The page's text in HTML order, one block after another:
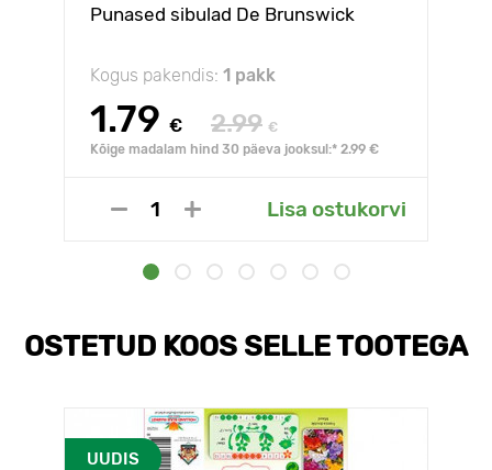
Punased sibulad De Brunswick
Kogus pakendis: 1 pakk
1.79 € 2.99 €
Kõige madalam hind 30 päeva jooksul:* 2.99 €
Lisa ostukorvi
OSTETUD KOOS SELLE TOOTEGA
UUDIS